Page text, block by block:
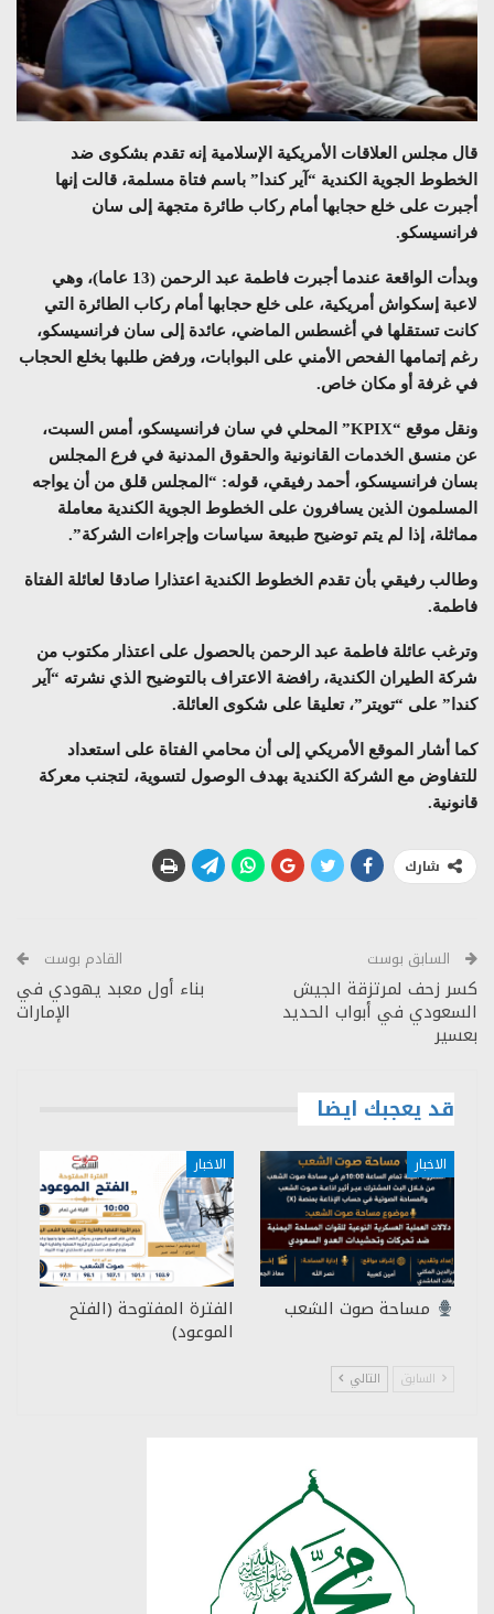
قال مجلس العلاقات الأمريكية الإسلامية إنه تقدم بشكوى ضد
الخطوط الجوية الكندية “آير كندا” باسم فتاة مسلمة، قالت إنها
أجبرت على خلع حجابها أمام ركاب طائرة متجهة إلى سان
فرانسيسكو.
وبدأت الواقعة عندما أجبرت فاطمة عبد الرحمن (13 عاما)، وهي
لاعبة إسكواش أمريكية، على خلع حجابها أمام ركاب الطائرة التي
كانت تستقلها في أغسطس الماضي، عائدة إلى سان فرانسيسكو،
رغم إتمامها الفحص الأمني على البوابات، ورفض طلبها بخلع الحجاب
في غرفة أو مكان خاص.
ونقل موقع “KPIX” المحلي في سان فرانسيسكو، أمس السبت،
عن منسق الخدمات القانونية والحقوق المدنية في فرع المجلس
بسان فرانسيسكو، أحمد رفيقي، قوله: “المجلس قلق من أن يواجه
المسلمون الذين يسافرون على الخطوط الجوية الكندية معاملة
مماثلة، إذا لم يتم توضيح طبيعة سياسات وإجراءات الشركة”.
وطالب رفيقي بأن تقدم الخطوط الكندية اعتذارا صادقا لعائلة الفتاة
فاطمة.
وترغب عائلة فاطمة عبد الرحمن بالحصول على اعتذار مكتوب من
شركة الطيران الكندية، رافضة الاعتراف بالتوضيح الذي نشرته “آير
كندا” على “تويتر”، تعليقا على شكوى العائلة.
كما أشار الموقع الأمريكي إلى أن محامي الفتاة على استعداد
للتفاوض مع الشركة الكندية بهدف الوصول لتسوية، لتجنب معركة
قانونية.
شارك
السابق بوست
كسر زحف لمرتزقة الجيش
السعودي في أبواب الحديد
بعسير
القادم بوست
بناء أول معبد يهودي في
الإمارات
قد يعجبك ايضا
الاخبار
مساحة صوت الشعب
الاخبار
الفترة المفتوحة (الفتح
الموعود)
السابق التالي